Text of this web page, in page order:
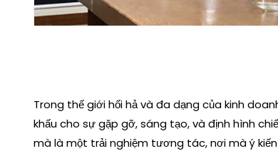
Trong thế giới hối hả và đa dạng của kinh
khấu cho sự gặp gỡ, sáng tạo, và định hình
mà là một trải nghiệm tương tác, nơi mà ý